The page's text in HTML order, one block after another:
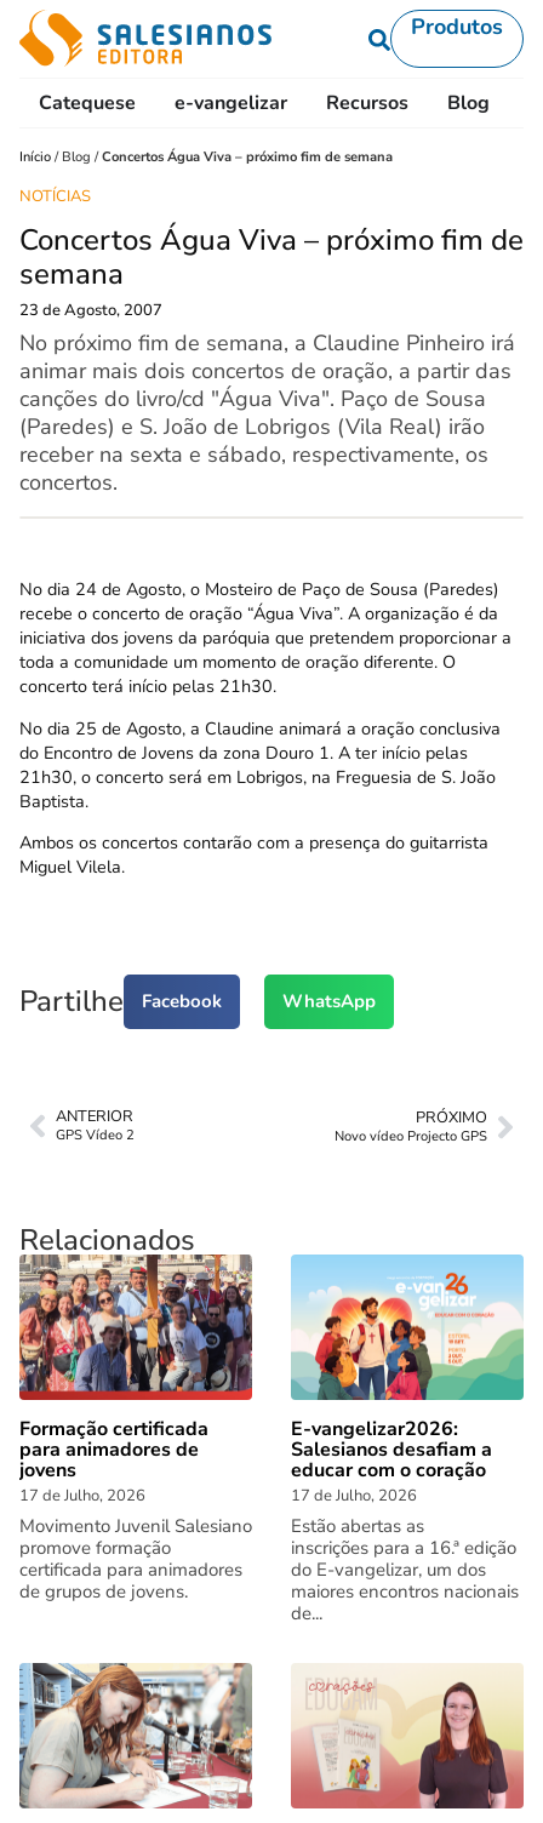
Produtos
Catequese e-vangelizar Recursos Blog
Início / Blog /Concertos Água Viva – próximo fim de semana
NOTÍCIAS
Concertos Água Viva – próximo fim de
semana
23 de Agosto, 2007
No próximo fim de semana, a Claudine Pinheiro irá
animar mais dois concertos de oração, a partir das
canções do livro/cd "Água Viva". Paço de Sousa
(Paredes) e S. João de Lobrigos (Vila Real) irão
receber na sexta e sábado, respectivamente, os
concertos.
No dia 24 de Agosto, o Mosteiro de Paço de Sousa (Paredes)
recebe o concerto de oração “Água Viva”. A organização é da
iniciativa dos jovens da paróquia que pretendem proporcionar a
toda a comunidade um momento de oração diferente. O
concerto terá início pelas 21h30.
No dia 25 de Agosto, a Claudine animará a oração conclusiva
do Encontro de Jovens da zona Douro 1. A ter início pelas
21h30, o concerto será em Lobrigos, na Freguesia de S. João
Baptista.
Ambos os concertos contarão com a presença do guitarrista
Miguel Vilela.
Partilhe Facebook WhatsApp
ANTERIOR
GPS Vídeo 2
PRÓXIMO
Novo vídeo Projecto GPS
Relacionados
Formação certificada
para animadores de
jovens
17 de Julho, 2026
Movimento Juvenil Salesiano
promove formação
certificada para animadores
de grupos de jovens.
E-vangelizar2026:
Salesianos desafiam a
educar com o coração
17 de Julho, 2026
Estão abertas as
inscrições para a 16.ª edição
do E-vangelizar, um dos
maiores encontros nacionais
de...